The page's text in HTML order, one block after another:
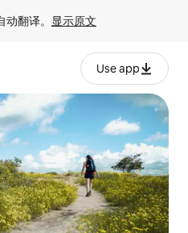
翻译。 显示原文
Use app